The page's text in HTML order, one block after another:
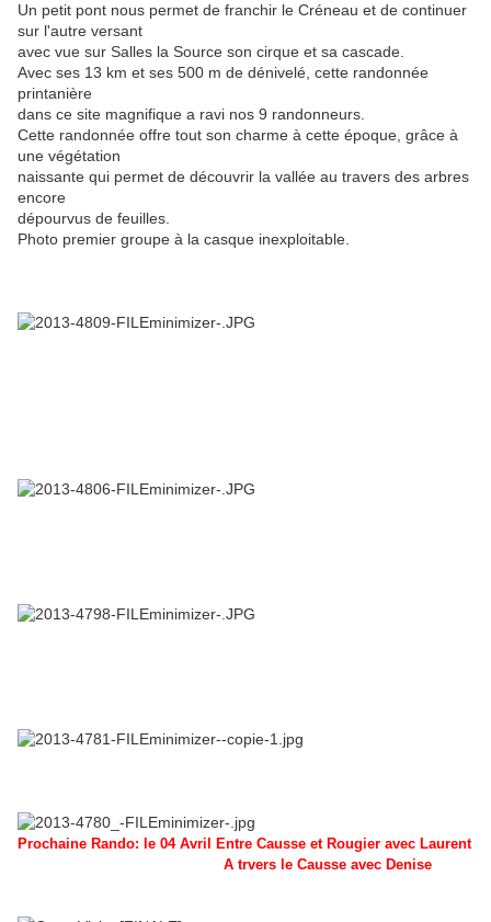
Un petit pont nous permet de franchir le Créneau et de continuer
sur l'autre versant
avec vue sur Salles la Source son cirque et sa cascade.
Avec ses 13 km et ses 500 m de dénivelé, cette randonnée
printanière
dans ce site magnifique a ravi nos 9 randonneurs.
Cette randonnée offre tout son charme à cette époque, grâce à
une végétation
naissante qui permet de découvrir la vallée au travers des arbres
encore
dépourvus de feuilles.
Photo premier groupe à la casque inexploitable.
Prochaine Rando: le 04 Avril Entre Causse et Rougier avec Laurent
A trvers le Causse avec Denise